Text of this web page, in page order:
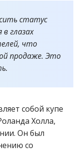
статус
глазах
что
продаже. Это
собой купе
Холла,
Он был
со